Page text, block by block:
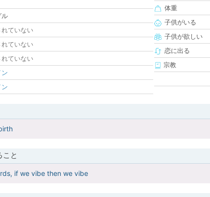
ル
ていない
ていない
ていない
ン
ン
体重
子供がいる
子供が欲しい
恋に出る
宗教
と
if we vibe then we vibe